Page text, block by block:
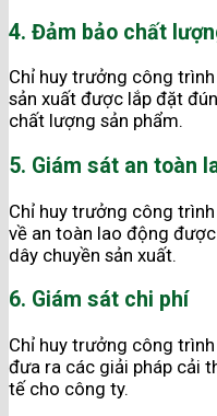
4. Đảm bảo chất
Chỉ huy trưởng công
sản xuất được lắp đặt
chất lượng sản phẩm.
5. Giám sát an toàn
Chỉ huy trưởng công
về an toàn lao động
dây chuyền sản xuất.
6. Giám sát chi phí
Chỉ huy trưởng công
đưa ra các giải pháp cải
tế cho công ty.